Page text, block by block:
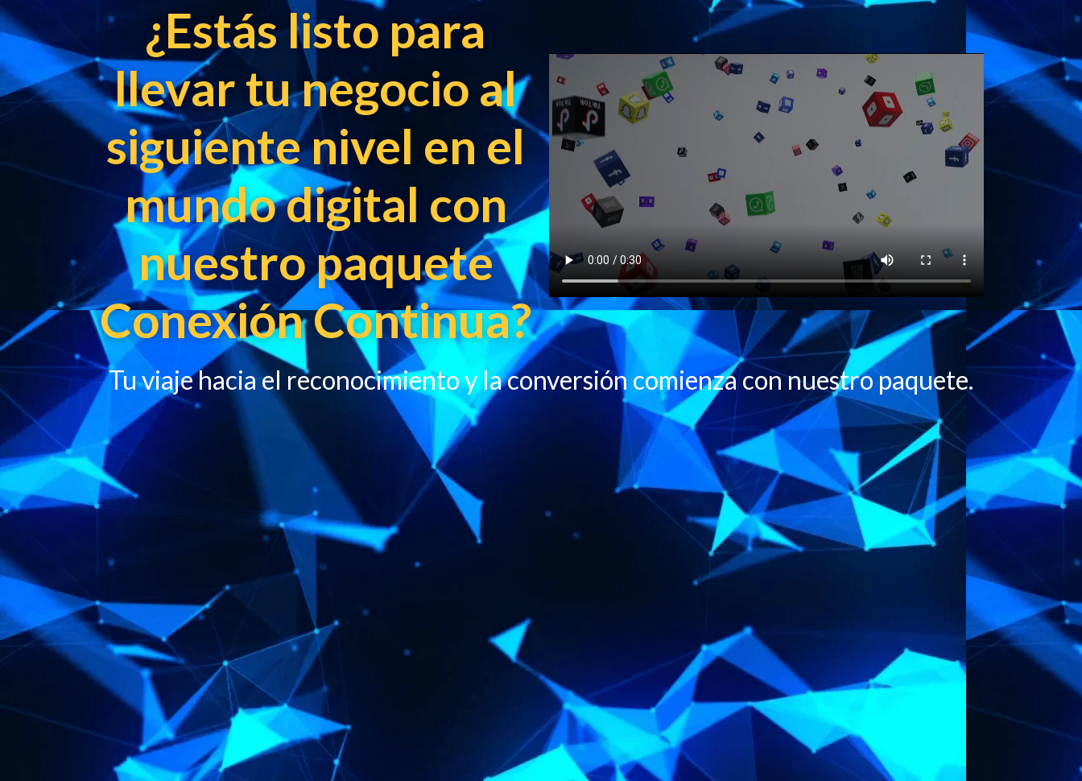
¿Estás listo para
llevar tu negocio al
siguiente nivel en el
mundo digital con
nuestro paquete
Conexión Continua?
Tu viaje hacia el reconocimiento y la conversión comienza con nuestro paquete.